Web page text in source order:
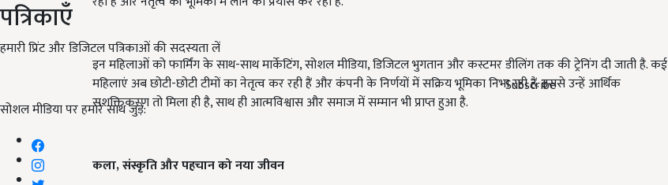
पत्रिकाएँ
हमारी प्रिंट और डिजिटल पत्रिकाओं की सदस्यता लें
Subscribe
सोशल मीडिया पर हमारे साथ जुड़ें:
इन महिलाओं को फार्मिंग के साथ-साथ मार्केटिंग, सोशल मीडिया, डिजिटल भुगतान और कस्टमर डीलिंग तक की ट्रेनिंग दी जाती है. कई
महिलाएं अब छोटी-छोटी टीमों का नेतृत्व कर रही हैं और कंपनी के निर्णयों में सक्रिय भूमिका निभा रही हैं. इससे उन्हें आर्थिक
सशक्तिकरण तो मिला ही है, साथ ही आत्मविश्वास और समाज में सम्मान भी प्राप्त हुआ है.
कला,संस्कृति और पहचान को नया जीवन